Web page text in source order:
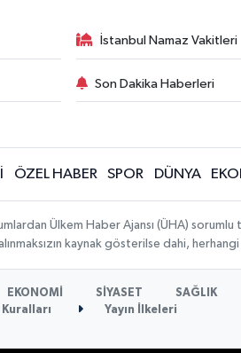
İstanbul Namaz Vakitleri
Son Dakika Haberleri
ÖZEL HABER SPOR DÜNYA
Ülkem Haber Ajansı (ÜHA)
kaynak gösterilse dahi,
EKONOMİ SİYASET SAĞLIK
Yayın İlkeleri